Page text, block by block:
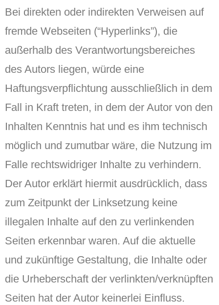
Bei direkten oder indirekten Verweisen auf
fremde Webseiten (“Hyperlinks”), die
außerhalb des Verantwortungsbereiches
des Autors liegen, würde eine
Haftungsverpflichtung ausschließlich in dem
Fall in Kraft treten, in dem der Autor von den
Inhalten Kenntnis hat und es ihm technisch
möglich und zumutbar wäre, die Nutzung im
Falle rechtswidriger Inhalte zu verhindern.
Der Autor erklärt hiermit ausdrücklich, dass
zum Zeitpunkt der Linksetzung keine
illegalen Inhalte auf den zu verlinkenden
Seiten erkennbar waren. Auf die aktuelle
und zukünftige Gestaltung, die Inhalte oder
die Urheberschaft der verlinkten/verknüpften
Seiten hat der Autor keinerlei Einfluss.